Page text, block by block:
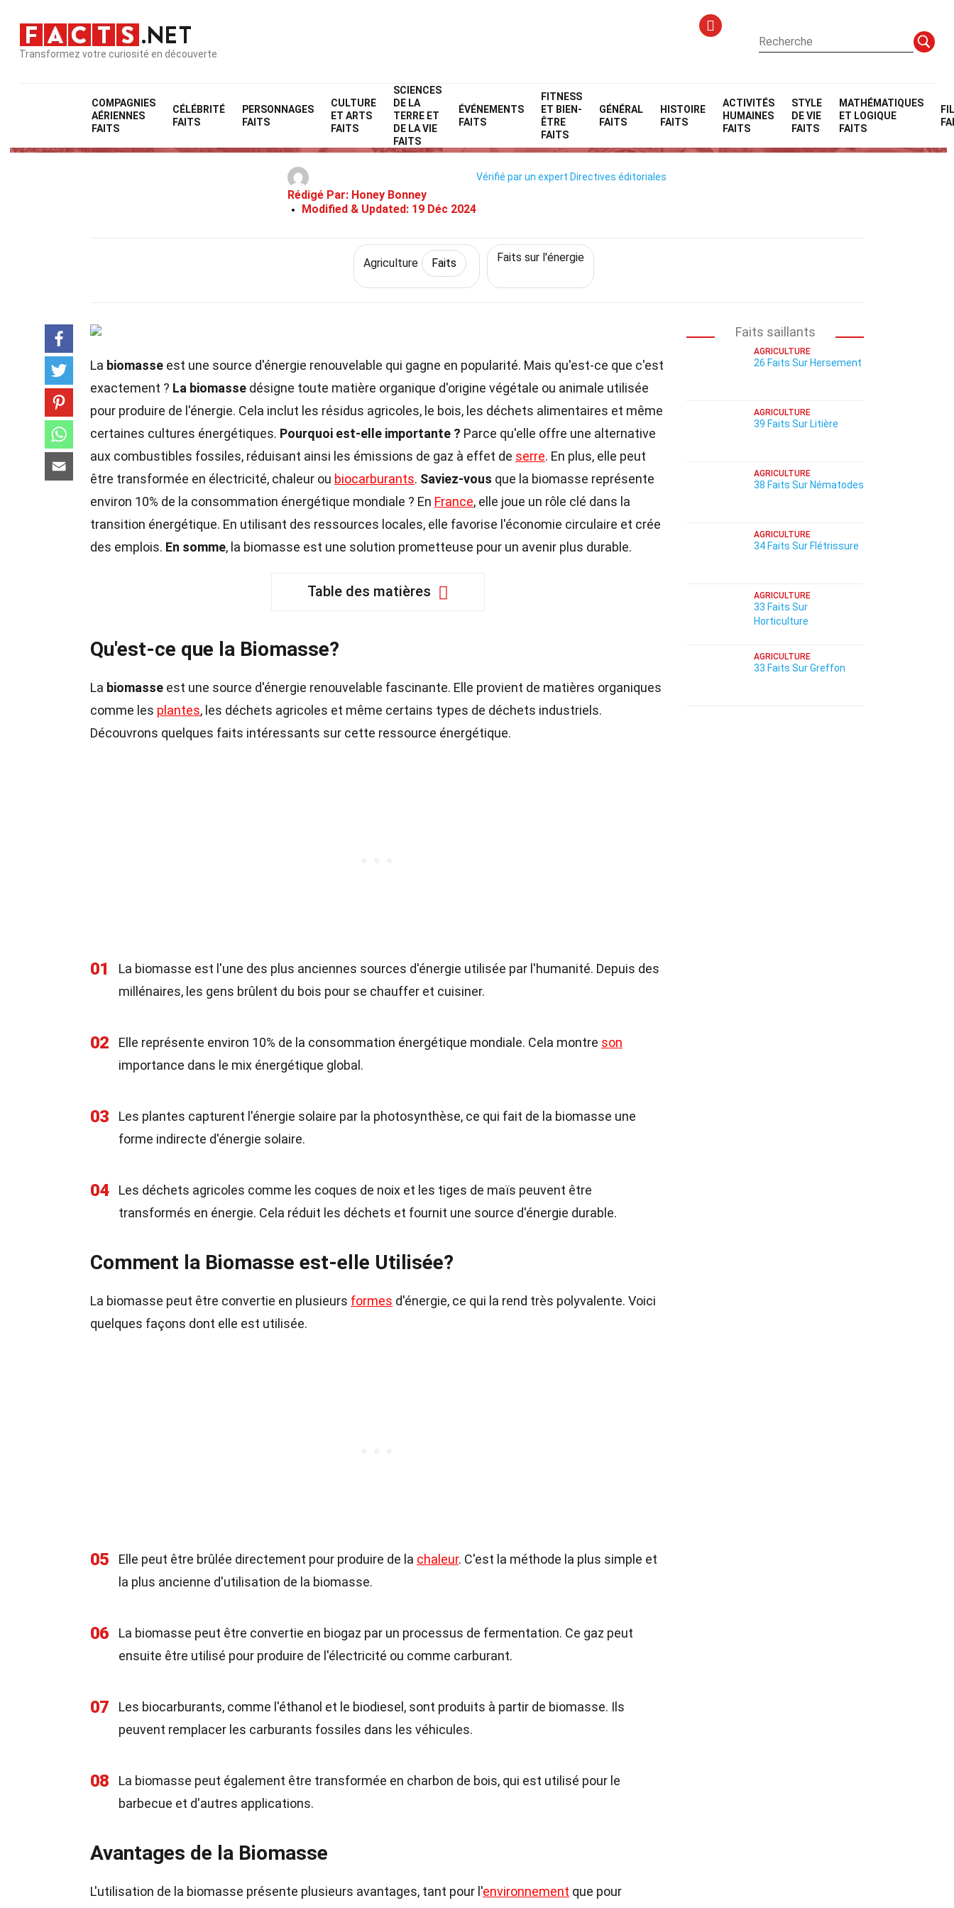
Transformez votre curiosité en découverte
COMPAGNIES
AÉRIENNES
FAITS
CÉLÉBRITÉ
FAITS
PERSONNAGES
FAITS
CULTURE
ET ARTS
FAITS
SCIENCES
DE LA
TERRE ET
DE LA VIE
FAITS
ÉVÉNEMENTS
FAITS
FITNESS
ET BIEN-
ÊTRE
FAITS
GÉNÉRAL
FAITS
HISTOIRE
FAITS
ACTIVITÉS
HUMAINES
FAITS
STYLE
DE VIE
FAITS
MATHÉMATIQUES
ET LOGIQUE
FAITS
Home Technologie et sciences Agriculture
29 Faits Sur Biomasse
Rédigé Par: Honey Bonney
Modified & Updated: 19 Déc 2024
Vérifié par un expert Directives éditoriales
Agriculture Faits Faits sur l'énergie
La biomasse est une source d'énergie renouvelable qui gagne en popularité. Mais qu'est-ce que c'est
exactement ? La biomasse désigne toute matière organique d'origine végétale ou animale utilisée
pour produire de l'énergie. Cela inclut les résidus agricoles, le bois, les déchets alimentaires et même
certaines cultures énergétiques. Pourquoi est-elle importante ? Parce qu'elle offre une alternative
aux combustibles fossiles, réduisant ainsi les émissions de gaz à effet de serre. En plus, elle peut
être transformée en électricité, chaleur ou biocarburants. Saviez-vous que la biomasse représente
environ 10% de la consommation énergétique mondiale ? En France, elle joue un rôle clé dans la
transition énergétique. En utilisant des ressources locales, elle favorise l'économie circulaire et crée
des emplois. En somme, la biomasse est une solution prometteuse pour un avenir plus durable.
Table des matières
Qu'est-ce que la Biomasse?
La biomasse est une source d'énergie renouvelable fascinante. Elle provient de matières organiques
comme les plantes, les déchets agricoles et même certains types de déchets industriels.
Découvrons quelques faits intéressants sur cette ressource énergétique.
01
La biomasse est l'une des plus anciennes sources d'énergie utilisée par l'humanité. Depuis des
millénaires, les gens brûlent du bois pour se chauffer et cuisiner.
02 Elle représente environ 10% de la consommation énergétique mondiale. Cela montre son
importance dans le mix énergétique global.
03
Les plantes capturent l'énergie solaire par la photosynthèse, ce qui fait de la biomasse une
forme indirecte d'énergie solaire.
04
Les déchets agricoles comme les coques de noix et les tiges de maïs peuvent être
transformés en énergie. Cela réduit les déchets et fournit une source d'énergie durable.
Comment la Biomasse est-elle Utilisée?
La biomasse peut être convertie en plusieurs formes d'énergie, ce qui la rend très polyvalente. Voici
quelques façons dont elle est utilisée.
05 Elle peut être brûlée directement pour produire de la chaleur. C'est la méthode la plus simple et
la plus ancienne d'utilisation de la biomasse.
06
La biomasse peut être convertie en biogaz par un processus de fermentation. Ce gaz peut
ensuite être utilisé pour produire de l'électricité ou comme carburant.
07
Les biocarburants, comme l'éthanol et le biodiesel, sont produits à partir de biomasse. Ils
peuvent remplacer les carburants fossiles dans les véhicules.
08
La biomasse peut également être transformée en charbon de bois, qui est utilisé pour le
barbecue et d'autres applications.
Avantages de la Biomasse
L'utilisation de la biomasse présente plusieurs avantages, tant pour l'environnement que pour
Faits saillants
AGRICULTURE
26 Faits Sur Hersement
AGRICULTURE
39 Faits Sur Litière
AGRICULTURE
38 Faits Sur Nématodes
AGRICULTURE
34 Faits Sur Flétrissure
AGRICULTURE
33 Faits Sur
Horticulture
AGRICULTURE
33 Faits Sur Greffon